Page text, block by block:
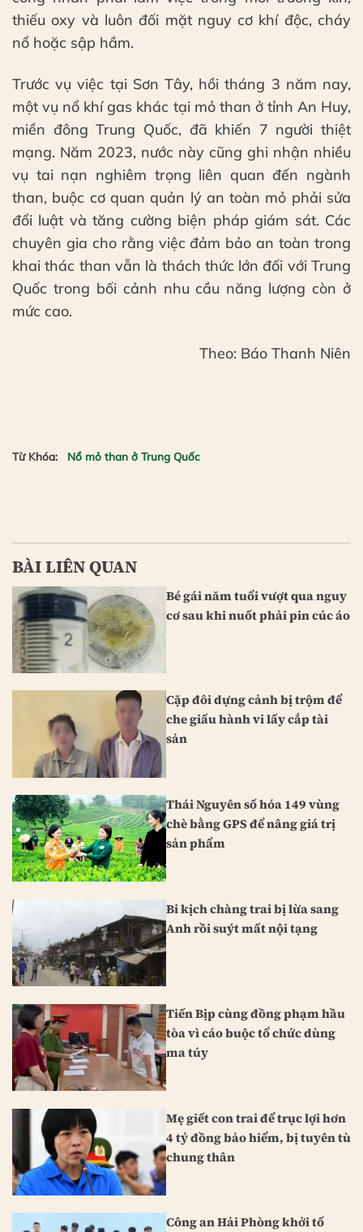
thiếu oxy và luôn đối mặt nguy cơ khí độc, cháy
nổ hoặc sập hầm.
Trước vụ việc tại Sơn Tây, hồi tháng 3 năm nay,
một vụ nổ khí gas khác tại mỏ than ở tỉnh An Huy,
miền đông Trung Quốc, đã khiến 7 người thiệt
mạng. Năm 2023, nước này cũng ghi nhận nhiều
vụ tai nạn nghiêm trọng liên quan đến ngành
than, buộc cơ quan quản lý an toàn mỏ phải sửa
đổi luật và tăng cường biện pháp giám sát. Các
chuyên gia cho rằng việc đảm bảo an toàn trong
khai thác than vẫn là thách thức lớn đối với Trung
Quốc trong bối cảnh nhu cầu năng lượng còn ở
mức cao.
Theo: Báo Thanh Niên
Từ Khóa: Nổ mỏ than ở Trung Quốc
BÀI LIÊN QUAN
Bé gái năm tuổi vượt qua nguy
cơ sau khi nuốt phải pin cúc áo
Cặp đôi dựng cảnh bị trộm để
che giấu hành vi lấy cắp tài
sản
Thái Nguyên số hóa 149 vùng
chè bằng GPS để nâng giá trị
sản phẩm
Bi kịch chàng trai bị lừa sang
Anh rồi suýt mất nội tạng
Tiến Bịp cùng đồng phạm hầu
tòa vì cáo buộc tổ chức dùng
ma túy
Mẹ giết con trai để trục lợi hơn
4 tỷ đồng bảo hiểm, bị tuyên tù
chung thân
Công an Hải Phòng khởi tố